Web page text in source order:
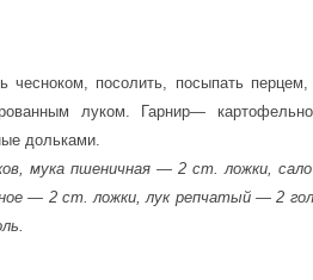
чесноком, посолить, посыпать
луком. Гарнир—
дольками.
мука пшеничная — 2 ст. ложки,
— 2 ст. ложки, лук репчатый — 2